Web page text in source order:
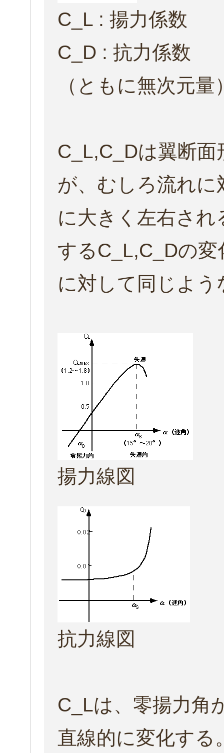
C_L : 揚力係数
C_D : 抗力係数
（ともに無次元量
C_L,C_Dは翼断
が、むしろ流れに
に大きく左右さ
するC_L,C_Dの
に対して同じよう
揚力線図
抗力線図
C_Lは、零揚力角
直線的に変化する